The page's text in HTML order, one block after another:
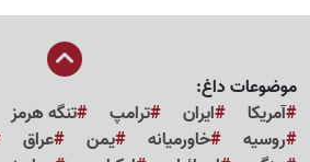
موضوعات داغ:
آمریکا
ایران ترامپ تنگه هرمز
روسیه
خاورمیانه یمن عراق